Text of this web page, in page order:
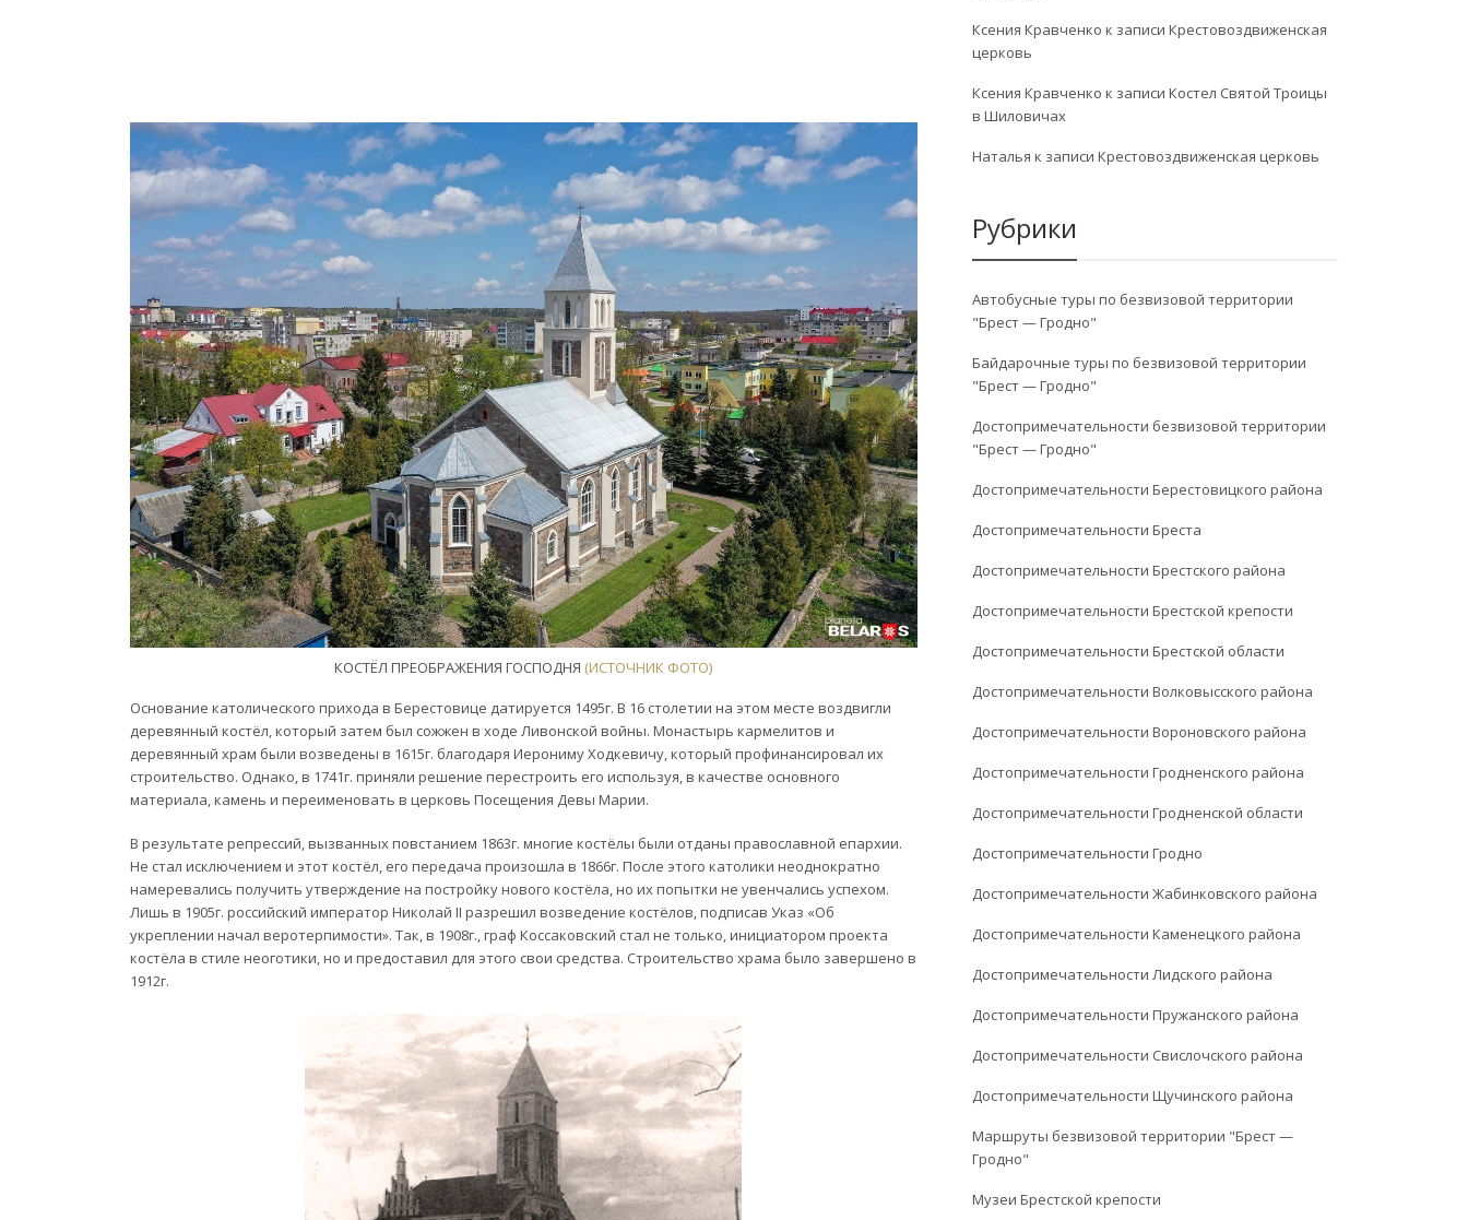
КОСТЁЛ ПРЕОБРАЖЕНИЯ ГОСПОДНЯ (ИСТОЧНИК ФОТО)
Основание католического прихода в Берестовице датируется 1495г. В 16 столетии на этом месте воздвигли
деревянный костёл, который затем был сожжен в ходе Ливонской войны. Монастырь кармелитов и
деревянный храм были возведены в 1615г. благодаря Иерониму Ходкевичу, который профинансировал их
строительство. Однако, в 1741г. приняли решение перестроить его используя, в качестве основного
материала, камень и переименовать в церковь Посещения Девы Марии.
В результате репрессий, вызванных повстанием 1863г. многие костёлы были отданы православной епархии.
Не стал исключением и этот костёл, его передача произошла в 1866г. После этого католики неоднократно
намеревались получить утверждение на постройку нового костёла, но их попытки не увенчались успехом.
Лишь в 1905г. российский император Николай II разрешил возведение костёлов, подписав Указ «Об
укреплении начал веротерпимости». Так, в 1908г., граф Коссаковский стал не только, инициатором проекта
костёла в стиле неоготики, но и предоставил для этого свои средства. Строительство храма было завершено в
1912г.
Ксения Кравченко к записи Крестовоздвиженская
церковь
Ксения Кравченко к записи Костел Святой Троицы
в Шиловичах
Наталья к записи Крестовоздвиженская церковь
Рубрики
Автобусные туры по безвизовой территории
"Брест — Гродно"
Байдарочные туры по безвизовой территории
"Брест — Гродно"
Достопримечательности безвизовой территории
"Брест — Гродно"
Достопримечательности Берестовицкого района
Достопримечательности Бреста
Достопримечательности Брестского района
Достопримечательности Брестской крепости
Достопримечательности Брестской области
Достопримечательности Волковысского района
Достопримечательности Вороновского района
Достопримечательности Гродненского района
Достопримечательности Гродненской области
Достопримечательности Гродно
Достопримечательности Жабинковского района
Достопримечательности Каменецкого района
Достопримечательности Лидского района
Достопримечательности Пружанского района
Достопримечательности Свислочского района
Достопримечательности Щучинского района
Маршруты безвизовой территории "Брест —
Гродно"
Музеи Брестской крепости